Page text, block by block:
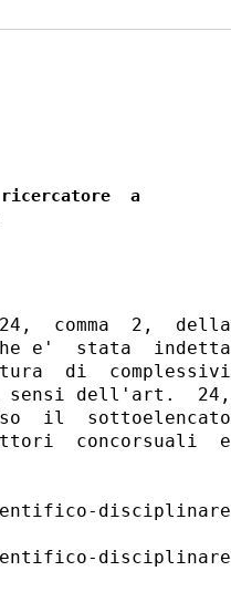
a
comma  2,  della
e'  stata  indetta
di  complessivi
sensi dell'art.  24,
il  sottoelencato
concorsuali  e
disciplinare
disciplinare